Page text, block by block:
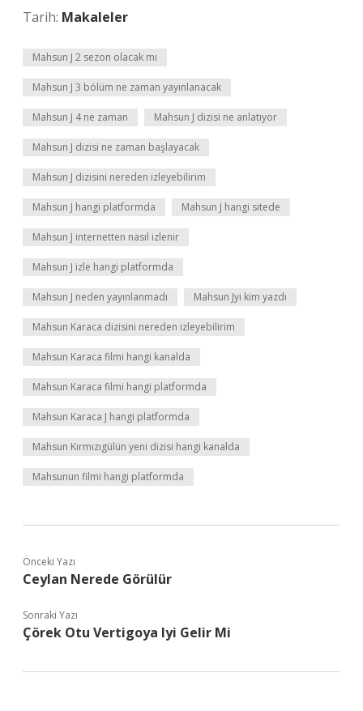
Tarih: Makaleler
Mahsun J 2 sezon olacak mı
Mahsun J 3 bölüm ne zaman yayınlanacak
Mahsun J 4 ne zaman Mahsun J dizisi ne anlatıyor
Mahsun J dizisi ne zaman başlayacak
Mahsun J dizisini nereden izleyebilirim
Mahsun J hangi platformda Mahsun J hangi sitede
Mahsun J internetten nasıl izlenir
Mahsun J izle hangi platformda
Mahsun J neden yayınlanmadı Mahsun Jyi kim yazdı
Mahsun Karaca dizisini nereden izleyebilirim
Mahsun Karaca filmi hangi kanalda
Mahsun Karaca filmi hangi platformda
Mahsun Karaca J hangi platformda
Mahsun Kırmızıgülün yeni dizisi hangi kanalda
Mahsunun filmi hangi platformda
Önceki Yazı
Ceylan Nerede Görülür
Sonraki Yazı
Çörek Otu Vertigoya Iyi Gelir Mi